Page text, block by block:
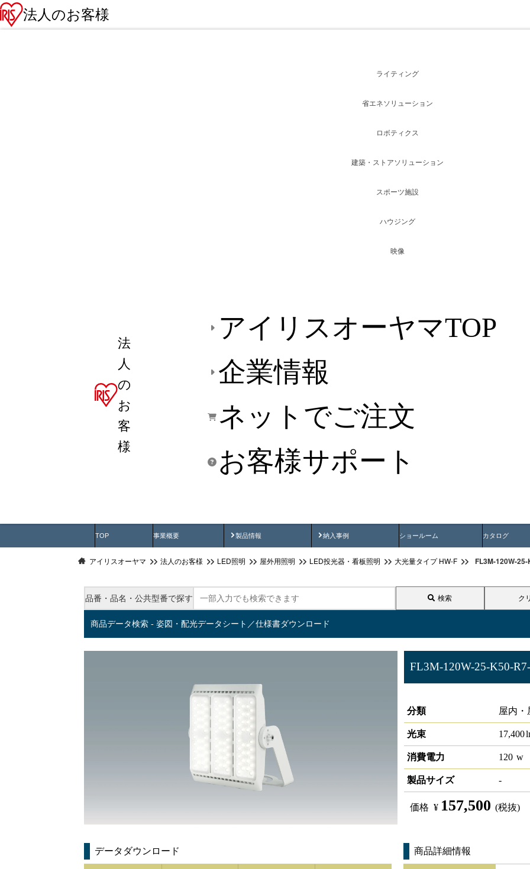
法人のお客様
法
人
の
お
客
様
アイリスオーヤマTOP
企業情報
ネットでご注文
お客様サポート
ライティング
省エネソリューション
ロボティクス
建築・ストアソリューション
スポーツ施設
ハウジング
映像
TOP 事業概要 製品情報
製品動画 納入事例
納入事例動画 ショールーム カタログ
アイリスオーヤマ 法人のお客様 LED照明 屋外用照明 LED投光器・看板照明 大光量タイプ HW-F FL3M-120W-
品番・品名・公共型番で探す 検索 ク
商品データ検索 - 姿図・配光データシート／仕様書ダウンロード
FL3M-120W-25-K50-
分類
屋内
光束 17,400
消費電力 120 w
製品サイズ -
価格 ¥ 157,500 (税抜)
データダウンロード 商品詳細情報